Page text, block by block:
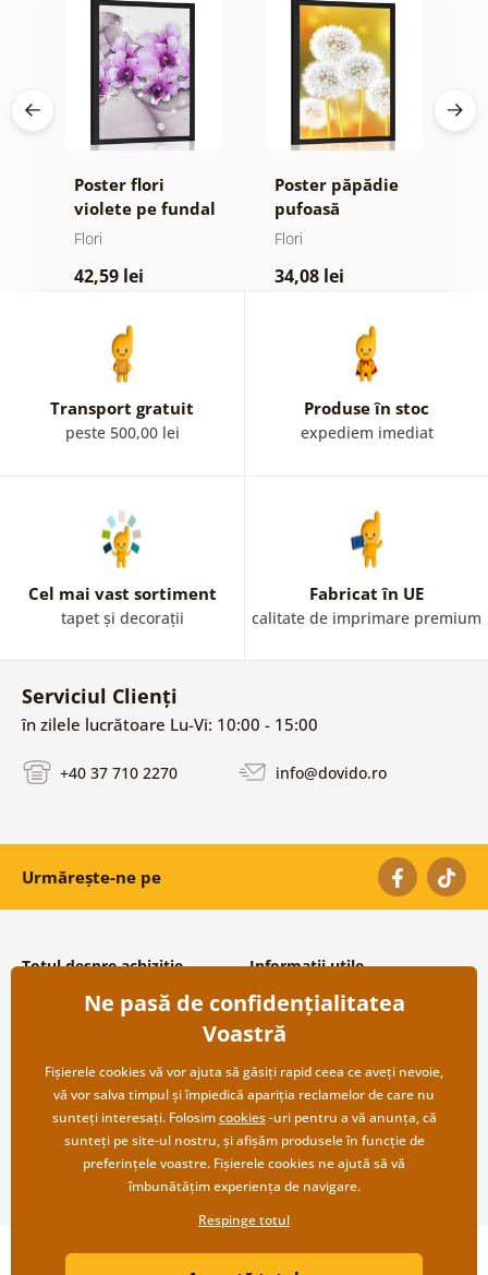
Poster flori
violete pe fundal
abstract
Flori
42,59 lei
Poster păpădie
pufoasă
Flori
34,08 lei
Transport gratuit
peste 500,00 lei
Produse în stoc
expediem imediat
Cel mai vast sortiment
tapet și decorații
Fabricat în UE
calitate de imprimare premium
Serviciul Clienți
în zilele lucrătoare Lu-Vi: 10:00 - 15:00
+40 37 710 2270 info@dovido.ro
Urmărește-ne pe
Totul despre achiziție
Condiții și termeni generali
Protecția datelor personale
Transport și modalități de plată
Returnare
Informații utile
Despre noi
Întrebări frecvente
Contacte
Cooperare angro
Copyright ©2019 © Dovido.ro.
Ne pasă de confidențialitatea
Voastră
Fișierele cookies vă vor ajuta să găsiți rapid ceea ce aveți nevoie,
vă vor salva timpul și împiedică apariția reclamelor de care nu
sunteți interesați. Folosimcookies-uri pentru a vă anunța, că
sunteți pe site-ul nostru, și afișăm produsele în funcție de
preferințele voastre. Fișierele cookies ne ajută să vă
îmbunătățim experiența de navigare.
Respinge totul